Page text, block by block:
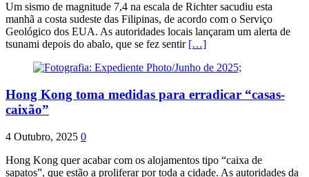
Um sismo de magnitude 7,4 na escala de Richter sacudiu esta
manhã a costa sudeste das Filipinas, de acordo com o Serviço
Geológico dos EUA. As autoridades locais lançaram um alerta de
tsunami depois do abalo, que se fez sentir […]
Hong Kong toma medidas para erradicar “casas-
caixão”
4 Outubro, 2025 0
Hong Kong quer acabar com os alojamentos tipo “caixa de
sapatos”, que estão a proliferar por toda a cidade. As autoridades da